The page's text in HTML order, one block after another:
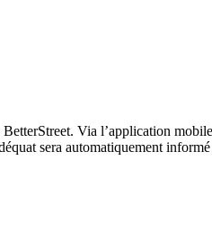
Via l’application
sera automatiquement